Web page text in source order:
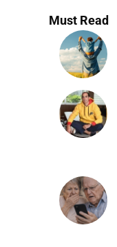
Must Read